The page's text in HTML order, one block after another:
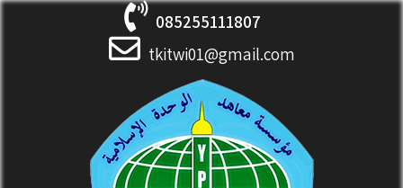
Skip
085255111807
tkitwi01@gmail.com